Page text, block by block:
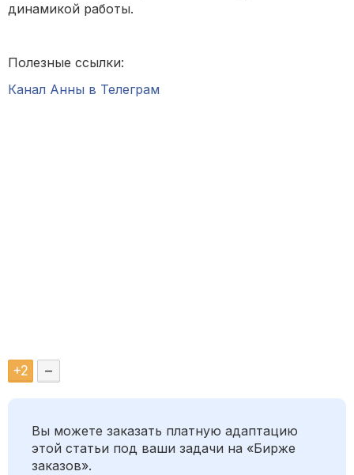
динамикой работы.
Полезные ссылки:
Канал Анны в Телеграм
+2 –
Вы можете заказать платную адаптацию
этой статьи под ваши задачи на «Бирже
заказов».